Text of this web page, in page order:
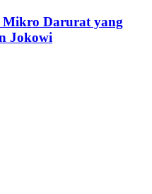
Darurat yang
Jokowi